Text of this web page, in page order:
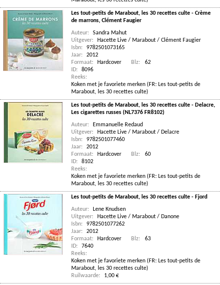
Les tout-petits de Marabout, les 30 recettes culte - Crème
de marrons, Clément Faugier
Auteur:
Sandra Mahut
Uitgever:
Hacette Live / Marabout / Clément Faugier
Isbn:
9782501073165
Jaar:
2012
Formaat:
Hardcover Blz:
62
ID:
8096
Reeks:
Koken met je favoriete merken (FR: Les tout-petits de
Marabout, les 30 recettes culte)
Les tout-petits de Marabout, les 30 recettes culte - Delacre,
Les cigarettes russes (NL7376 FR8102)
Auteur:
Emmanuelle Redaud
Uitgever:
Hacette Live / Marabout / Delacre
Isbn:
9782501077460
Jaar:
2012
Formaat:
Hardcover Blz:
60
ID:
8102
Reeks:
Koken met je favoriete merken (FR: Les tout-petits de
Marabout, les 30 recettes culte)
Les tout-petits de Marabout, les 30 recettes culte - Fjord
Auteur:
Lene Knudsen
Uitgever:
Hacette Live / Marabout / Danone
Isbn:
9782501077262
Jaar:
2012
Formaat:
Hardcover Blz:
63
ID:
7640
Reeks:
Koken met je favoriete merken (FR: Les tout-petits de
Marabout, les 30 recettes culte)
Ruilwaarde:
1,00 €